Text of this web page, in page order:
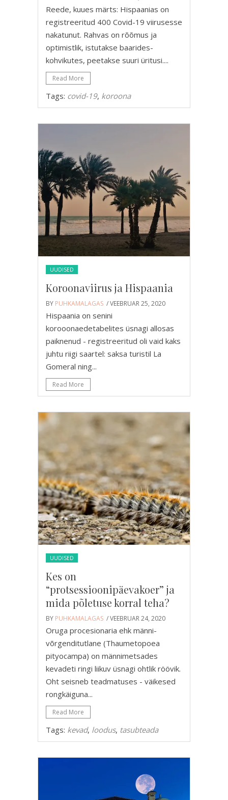
Reede, kuues märts: Hispaanias on
registreeritud 400 Covid-19 viirusesse
nakatunut. Rahvas on rõõmus ja
optimistlik, istutakse baarides-
kohvikutes, peetakse suuri üritusi....
Read More
Tags: covid-19, koroona
UUDISED
Koroonaviirus ja Hispaania
BY PUHKAMALAGAS / VEEBRUAR 25, 2020
Hispaania on senini
korooonaedetabelites üsnagi allosas
paiknenud - registreeritud oli vaid kaks
juhtu riigi saartel: saksa turistil La
Gomeral ning...
Read More
UUDISED
Kes on
“protsessioonipäevakoer” ja
mida põletuse korral teha?
BY PUHKAMALAGAS / VEEBRUAR 24, 2020
Oruga procesionaria ehk männi-
võrgenditutlane (Thaumetopoea
pityocampa) on männimetsades
kevadeti ringi liikuv üsnagi ohtlik röövik.
Oht seisneb teadmatuses - väikesed
rongkäiguna...
Read More
Tags: kevad, loodus, tasubteada